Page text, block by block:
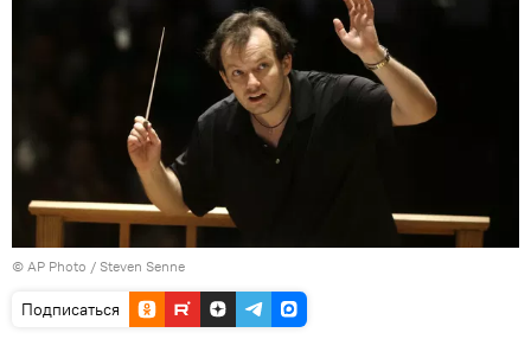
© AP Photo / Steven Senne
Подписаться